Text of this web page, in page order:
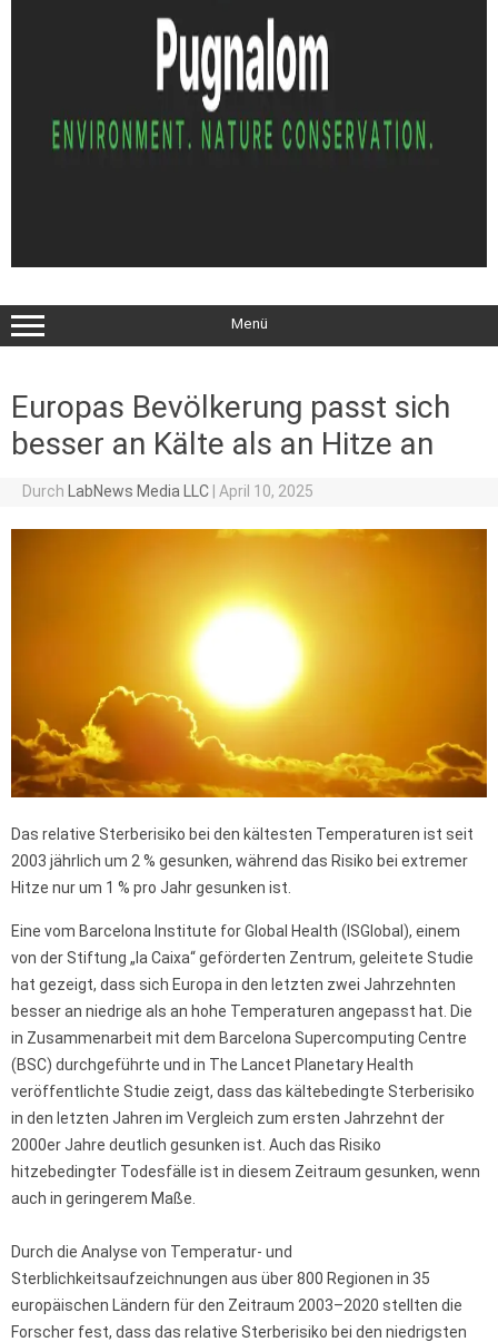
Menü
Europas Bevölkerung passt sich
besser an Kälte als an Hitze an
Durch LabNews Media LLC April 10, 2025
Das relative Sterberisiko bei den kältesten Temperaturen ist seit
2003 jährlich um 2 % gesunken, während das Risiko bei extremer
Hitze nur um 1 % pro Jahr gesunken ist.
Eine vom Barcelona Institute for Global Health (ISGlobal), einem
von der Stiftung „la Caixa“ geförderten Zentrum, geleitete Studie
hat gezeigt, dass sich Europa in den letzten zwei Jahrzehnten
besser an niedrige als an hohe Temperaturen angepasst hat. Die
in Zusammenarbeit mit dem Barcelona Supercomputing Centre
(BSC) durchgeführte und in The Lancet Planetary Health
veröffentlichte Studie zeigt, dass das kältebedingte Sterberisiko
in den letzten Jahren im Vergleich zum ersten Jahrzehnt der
2000er Jahre deutlich gesunken ist. Auch das Risiko
hitzebedingter Todesfälle ist in diesem Zeitraum gesunken, wenn
auch in geringerem Maße.
Durch die Analyse von Temperatur- und
Sterblichkeitsaufzeichnungen aus über 800 Regionen in 35
europäischen Ländern für den Zeitraum 2003–2020 stellten die
Forscher fest, dass das relative Sterberisiko bei den niedrigsten